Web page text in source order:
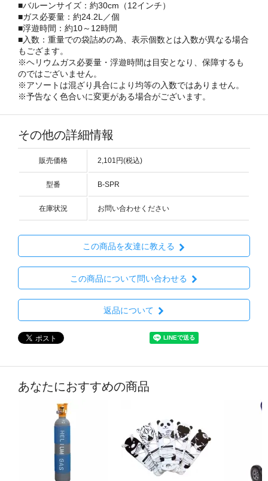
■バルーンサイズ：約30cm（12インチ）
■ガス必要量：約24.2L／個
■浮遊時間：約10～12時間
■入数：重量での袋詰めの為、表示個数とは入数が異なる場合
もござます。
※ヘリウムガス必要量・浮遊時間は目安となり、保障するも
のではございません。
※アソートは混ざり具合により均等の入数ではありません。
※予告なく色合いに変更がある場合がございます。
その他の詳細情報
販売価格 2,101円(税込)
型番 B-SPR
在庫状況 お問い合わせください
この商品を友達に教える
この商品について問い合わせる
返品について
あなたにおすすめの商品